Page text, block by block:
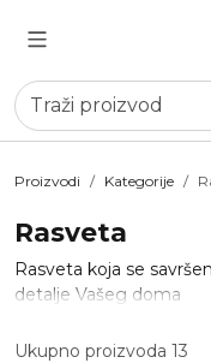
Proizvodi Kategorije
Rasveta
Rasveta koja se
detalje Vašeg doma
Ukupno proizvoda 13